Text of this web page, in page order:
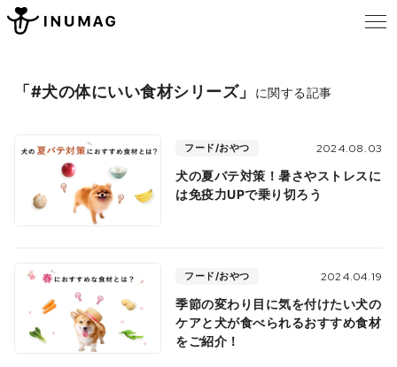
「#犬の体にいい食材シリーズ」 に関する記事
フード/おやつ 2024.08.03
犬の夏バテ対策！暑さやストレスに
は免疫力UPで乗り切ろう
フード/おやつ 2024.04.19
季節の変わり目に気を付けたい犬の
ケアと犬が食べられるおすすめ食材
をご紹介！